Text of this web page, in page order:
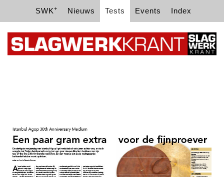
SWK+ Nieuws Tests Events Index